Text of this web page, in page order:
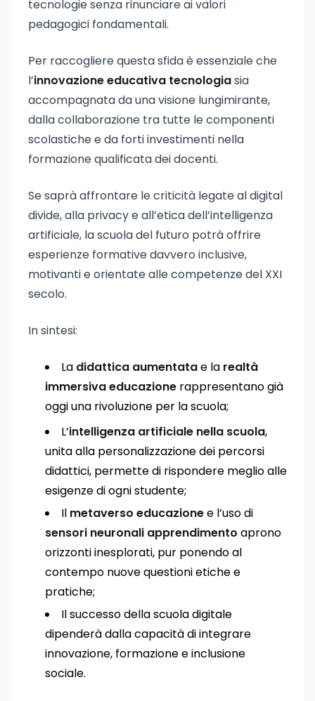
tecnologie senza rinunciare ai valori
pedagogici fondamentali.
Per raccogliere questa sfida è essenziale che
l’innovazione educativa tecnologiasia
accompagnata da una visione lungimirante,
dalla collaborazione tra tutte le componenti
scolastiche e da forti investimenti nella
formazione qualificata dei docenti.
Se saprà affrontare le criticità legate al digital
divide, alla privacy e all’etica dell’intelligenza
artificiale, la scuola del futuro potrà offrire
esperienze formative davvero inclusive,
motivanti e orientate alle competenze del XXI
secolo.
In sintesi:
La didattica aumentatae la realtà
immersiva educazione rappresentano già
oggi una rivoluzione per la scuola;
L’intelligenza artificiale nella scuola,
unita alla personalizzazione dei percorsi
didattici, permette di rispondere meglio alle
esigenze di ogni studente;
Il metaverso educazionee l’uso di
sensori neuronali apprendimento aprono
orizzonti inesplorati, pur ponendo al
contempo nuove questioni etiche e
pratiche;
Il successo della scuola digitale
dipenderà dalla capacità di integrare
innovazione, formazione e inclusione
sociale.